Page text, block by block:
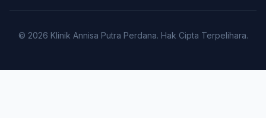
© 2026 Klinik Annisa Putra Perdana. Hak Cipta Terpelihara.